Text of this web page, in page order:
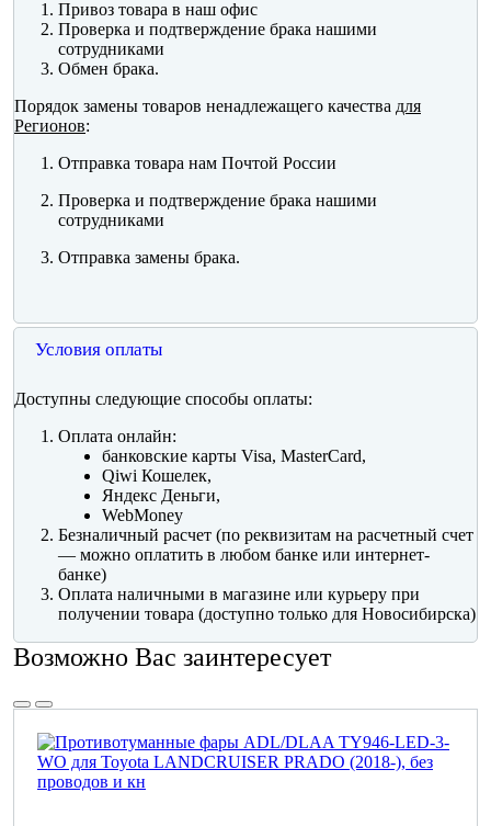
Привоз товара в наш офис
Проверка и подтверждение брака нашими
сотрудниками
Обмен брака.
Порядок замены товаров ненадлежащего качества для
Регионов:
Отправка товара нам Почтой России
Проверка и подтверждение брака нашими
сотрудниками
Отправка замены брака.
Условия оплаты
Доступны следующие способы оплаты:
Оплата онлайн:
банковские карты Visa, MasterCard,
Qiwi Кошелек,
Яндекс Деньги,
WebMoney
Безналичный расчет (по реквизитам на расчетный счет
— можно оплатить в любом банке или интернет-
банке)
Оплата наличными в магазине или курьеру при
получении товара (доступно только для Новосибирска)
Возможно Вас заинтересует